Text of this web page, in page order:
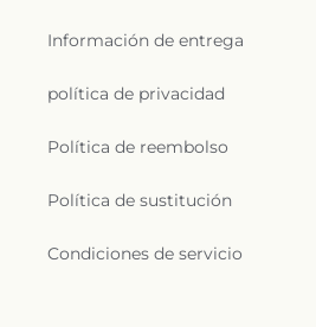
Información de entrega
política de privacidad
Política de reembolso
Política de sustitución
Condiciones de servicio